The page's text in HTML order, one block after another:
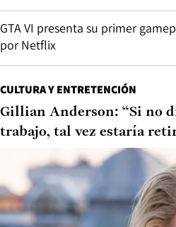
GTA VI presenta su primer
por Netflix
CULTURA Y ENTRETENCIÓN
Gillian Anderson: “Si no
trabajo, tal vez estaría